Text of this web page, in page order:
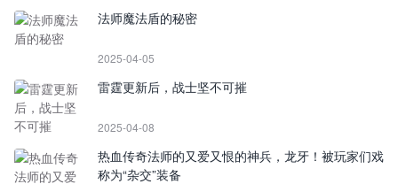
法师魔法盾的秘密
2025-04-05
雷霆更新后，战士坚不可摧
2025-04-08
热血传奇法师的又爱又恨的神兵，龙牙！被玩家们戏
称为“杂交”装备